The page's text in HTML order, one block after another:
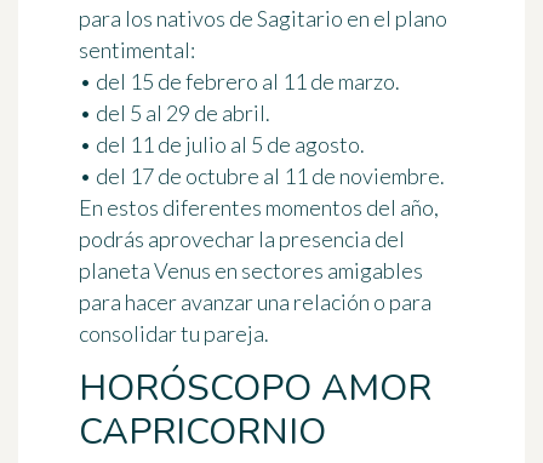
para los nativos de Sagitario en el plano
sentimental:
• del 15 de febrero al 11 de marzo.
• del 5 al 29 de abril.
• del 11 de julio al 5 de agosto.
• del 17 de octubre al 11 de noviembre.
En estos diferentes momentos del año,
podrás aprovechar la presencia del
planeta Venus en sectores amigables
para hacer avanzar una relación o para
consolidar tu pareja.
HORÓSCOPO AMOR
CAPRICORNIO